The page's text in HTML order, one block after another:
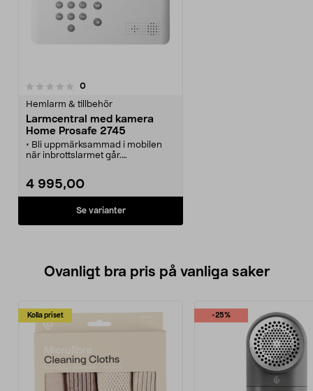
0recensioner
Hemlarm & tillbehör
Larmcentral med kamera
Home Prosafe 2745
• Bli uppmärksammad i mobilen
när inbrottslarmet går.
MMS.
• Använder mobiltelefonnätet,
idealiskt för fritidshuset.
4 995,00
Se varianter
Ovanligt bra pris på vanliga saker
Kolla priset -25%